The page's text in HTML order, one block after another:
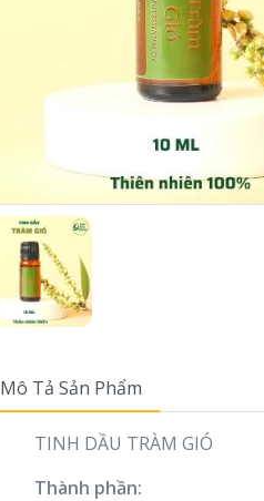
Mô Tả Sản Phẩm
TINH DẦU TRÀM GIÓ
Thành phần: